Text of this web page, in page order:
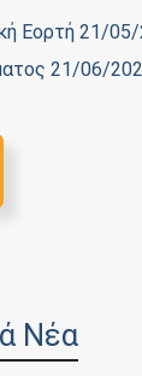
Εορτή 21/
21/06/
Νέα